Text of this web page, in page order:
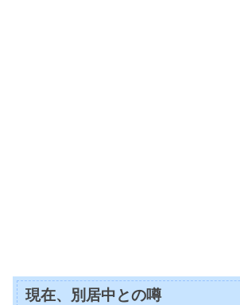
現在、別居中との噂